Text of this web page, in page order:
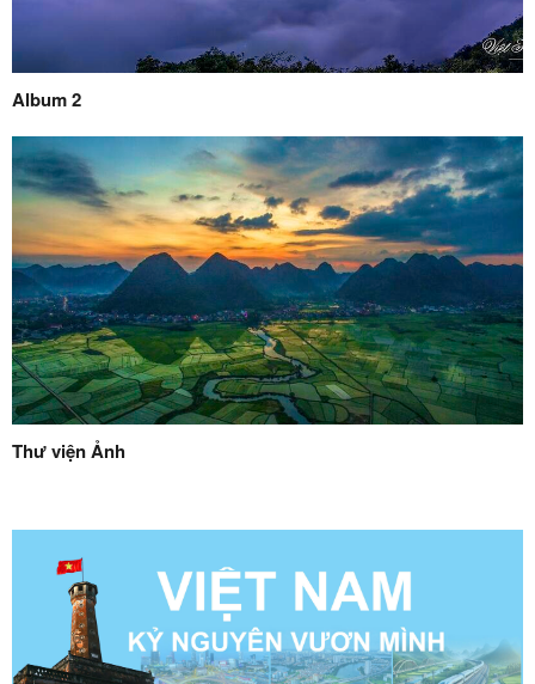
Album 2
Thư viện Ảnh